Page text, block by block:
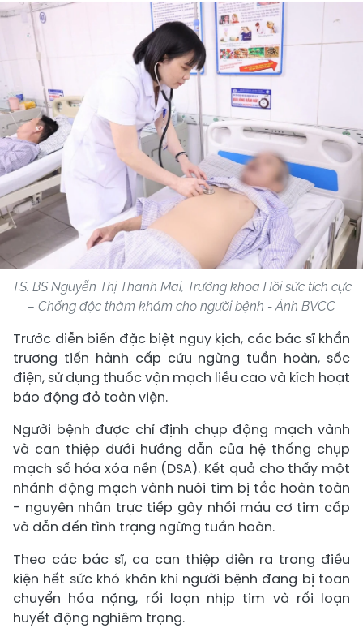
TS. BS Nguyễn Thị Thanh Mai, Trưởng khoa Hồi sức tích cực
– Chống độc thăm khám cho người bệnh - Ảnh BVCC
Trước diễn biến đặc biệt nguy kịch, các bác sĩ khẩn
trương tiến hành cấp cứu ngừng tuần hoàn, sốc
điện, sử dụng thuốc vận mạch liều cao và kích hoạt
báo động đỏ toàn viện.
Người bệnh được chỉ định chụp động mạch vành
và can thiệp dưới hướng dẫn của hệ thống chụp
mạch số hóa xóa nền (DSA). Kết quả cho thấy một
nhánh động mạch vành nuôi tim bị tắc hoàn toàn
- nguyên nhân trực tiếp gây nhồi máu cơ tim cấp
và dẫn đến tình trạng ngừng tuần hoàn.
Theo các bác sĩ, ca can thiệp diễn ra trong điều
kiện hết sức khó khăn khi người bệnh đang bị toan
chuyển hóa nặng, rối loạn nhịp tim và rối loạn
huyết động nghiêm trọng.